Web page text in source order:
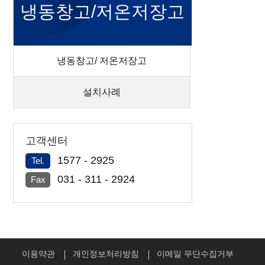
냉동창고/저온저장고
냉동창고/ 저온저장고
설치사례
고객센터
Tel. 1577 - 2925
Fax 031 - 311 - 2924
이용약관 개인정보처리방침 이메일 무단수집거부